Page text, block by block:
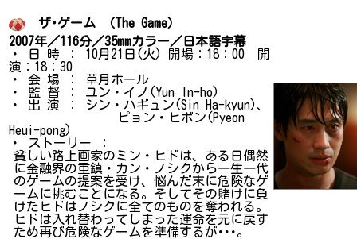
ザ･ゲーム （The Game）
2007年／116分／35mmカラー／日本語字幕
・ 日 時 ： 10月21日(火) 開場：18：00 開
演：18：30
・ 会 場 ： 草月ホール
・ 監 督 ： ユン・イノ(Yun In-ho)
・ 出 演 ： シン・ハギュン(Sin Ha-kyun)、
ピョン・ヒボン(Pyeon
Heui-pong)
・ ストーリー ：
貧しい路上画家のミン・ヒドは、ある日偶然
に金融界の重鎮・カン・ノシクから一生一代
のゲームの提案を受け、悩んだ末に危険なゲ
ームに挑むことになる。そしてその賭けに負
けたヒドはノシクに全てのものを奪われる。
ヒドは入れ替わってしまった運命を元に戻す
ため再び危険なゲームを準備するが･･･。